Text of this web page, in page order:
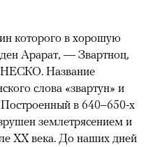
которого в хорошую
Арарат, — Звартноц,
Название
слова «звартун» и
в 640–650-х
землетрясением и
XX века. До наших дней